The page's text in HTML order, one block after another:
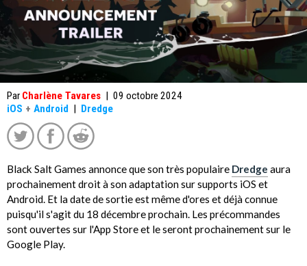
Par Charlène Tavares | 09 octobre 2024
iOS + Android | Dredge
Black Salt Games annonce que son très populaire Dredge aura
prochainement droit à son adaptation sur supports iOS et
Android. Et la date de sortie est même d'ores et déjà connue
puisqu'il s'agit du 18 décembre prochain. Les précommandes
sont ouvertes sur l'App Store et le seront prochainement sur le
Google Play.